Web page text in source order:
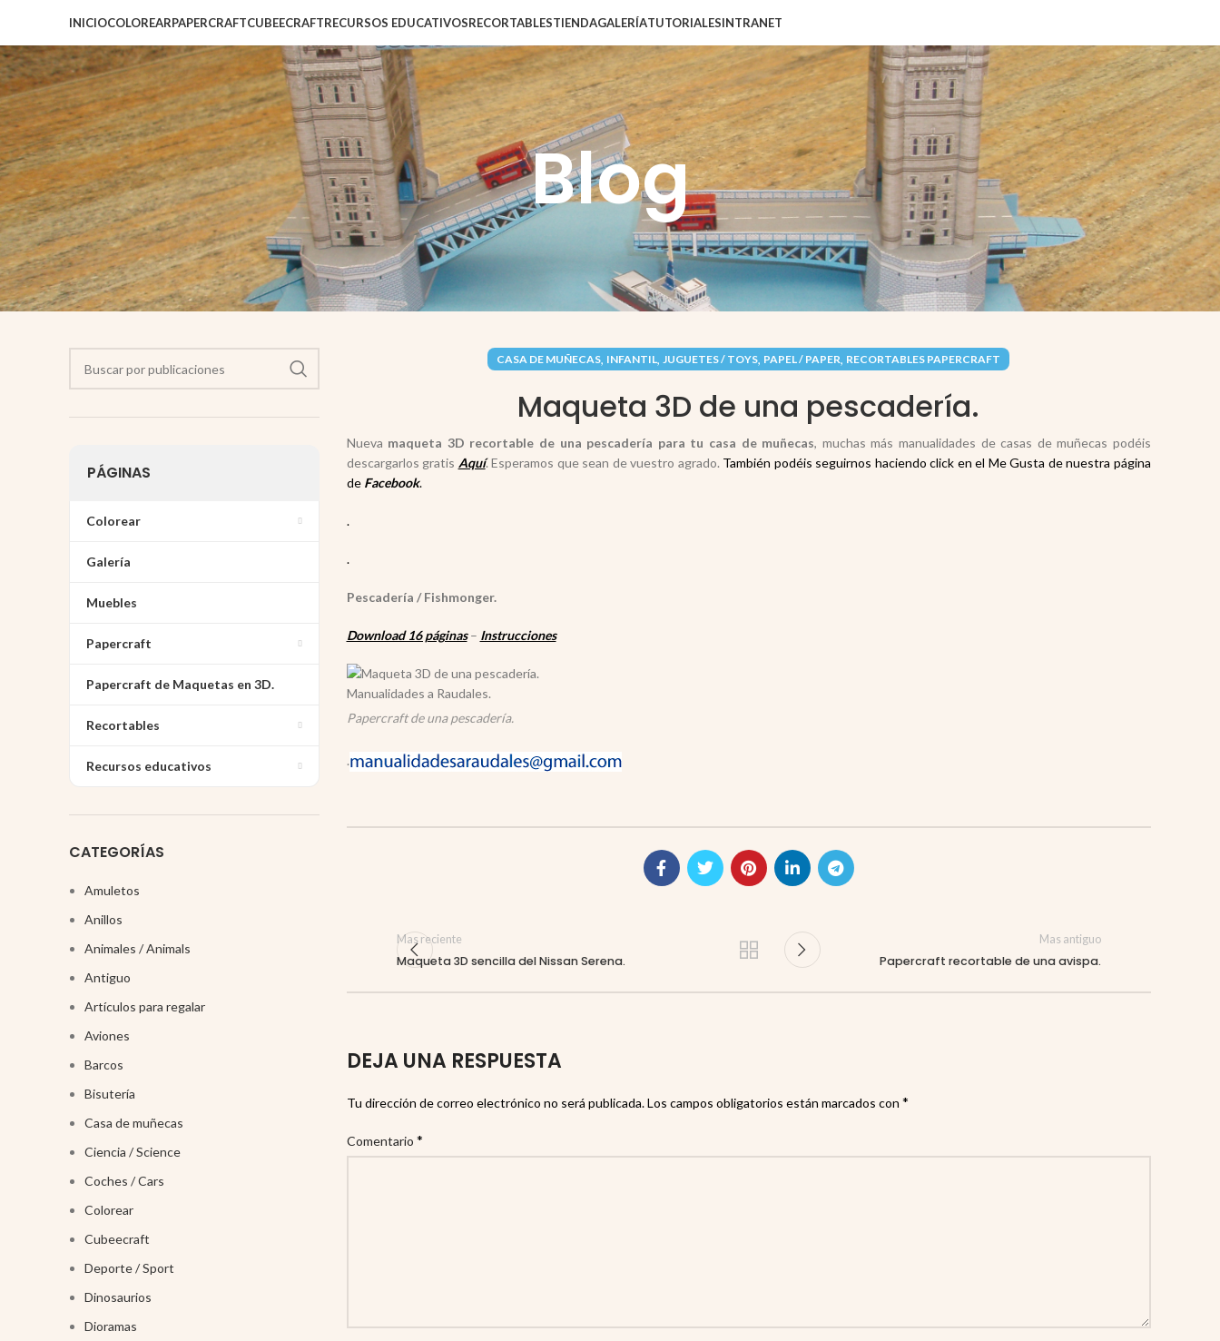
INICIOCOLOREARPAPERCRAFTCUBEECRAFTRECURSOS EDUCATIVOSRECORTABLESTIENDAGALERÍATUTORIALESINTRANET
Blog
CASA DE MUÑECAS, INFANTIL,JUGUETES / TOYS, PAPEL / PAPER, RECORTABLES PAPERCRAFT
Maqueta 3D de una pescadería.
Nueva maqueta 3D recortable de una pescadería para tu casa de muñecas, muchas más manualidades de casas de muñecas podéis
descargarlos gratis Aquí. Esperamos que sean de vuestro agrado. También podéis seguirnos haciendo click en el Me Gusta de nuestra página
de Facebook.
.
.
Pescadería / Fishmonger.
Download 16 páginas– Instrucciones
Papercraft de una pescadería.
.
Mas reciente
Maqueta 3D sencilla del Nissan Serena.
Mas antiguo
Papercraft recortable de una avispa.
DEJA UNA RESPUESTA
Tu dirección de correo electrónico no será publicada. Los campos obligatorios están marcados con *
Comentario *
PÁGINAS
Colorear
Galería
Muebles
Papercraft
Papercraft de Maquetas en 3D.
Recortables
Recursos educativos
CATEGORÍAS
Amuletos
Anillos
Animales / Animals
Antiguo
Artículos para regalar
Aviones
Barcos
Bisutería
Casa de muñecas
Ciencia / Science
Coches / Cars
Colorear
Cubeecraft
Deporte / Sport
Dinosaurios
Dioramas